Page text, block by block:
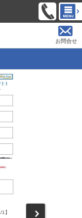
お問合せ
/1】